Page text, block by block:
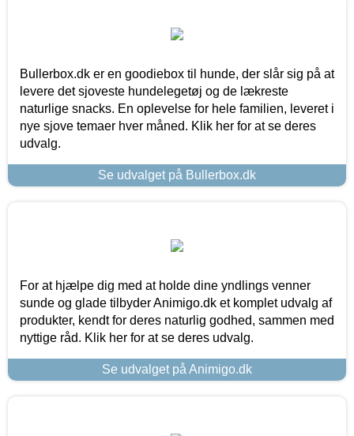
Bullerbox.dk er en goodiebox til hunde, der slår sig på at
levere det sjoveste hundelegetøj og de lækreste
naturlige snacks. En oplevelse for hele familien, leveret i
nye sjove temaer hver måned. Klik her for at se deres
udvalg.
Se udvalget på Bullerbox.dk
For at hjælpe dig med at holde dine yndlings venner
sunde og glade tilbyder Animigo.dk et komplet udvalg af
produkter, kendt for deres naturlig godhed, sammen med
nyttige råd. Klik her for at se deres udvalg.
Se udvalget på Animigo.dk